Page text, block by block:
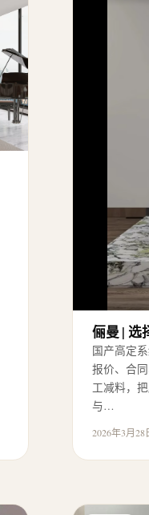
俪曼 | 选
国产高定
报价、合
工减料，
与…
2026年3月28